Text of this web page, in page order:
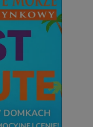
YouTube
.youtube.com